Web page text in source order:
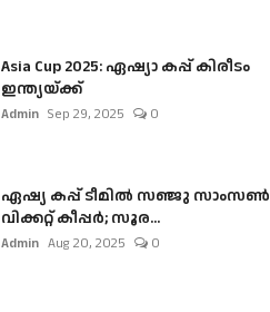
Asia Cup 2025: ഏഷ്യാ കപ്പ് കിരീടം
ഇന്ത്യയ്ക്ക്
Admin Sep 29, 2025 0
ഏഷ്യ കപ്പ് ടീമിൽ സഞ്ജു സാംസൺ
വിക്കറ്റ് കീപ്പർ; സൂര...
Admin Aug 20, 2025 0